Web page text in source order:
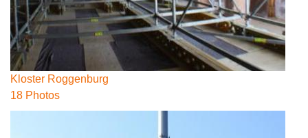
Kloster Roggenburg
18 Photos